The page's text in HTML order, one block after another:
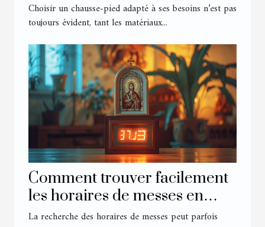
Choisir un chausse-pied adapté à ses besoins n’est pas
toujours évident, tant les matériaux...
Comment trouver facilement
les horaires de messes en
ligne
La recherche des horaires de messes peut parfois